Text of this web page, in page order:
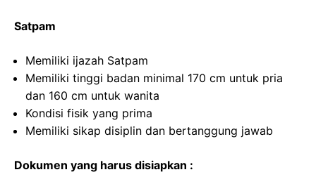
Satpam
Memiliki ijazah Satpam
Memiliki tinggi badan minimal 170 cm untuk pria
dan 160 cm untuk wanita
Kondisi fisik yang prima
Memiliki sikap disiplin dan bertanggung jawab
Dokumen yang harus disiapkan :